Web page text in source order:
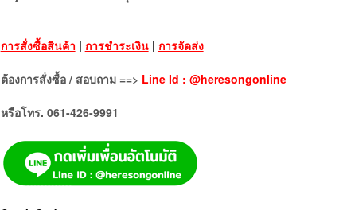
การสั่งซื้อสินค้า | การชำระเงิน| การจัดส่ง
ต้องการสั่งซื้อ / สอบถาม ==> Line Id : @heresongonline
หรือโทร. 061-426-9991